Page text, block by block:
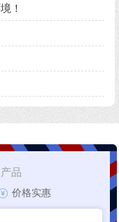
！
品
价格实惠